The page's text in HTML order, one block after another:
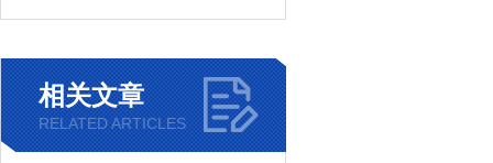
相关文章
RELATED ARTICLES